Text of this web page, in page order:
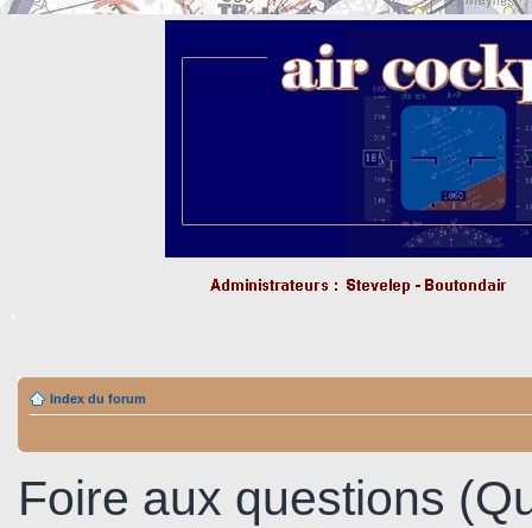
Index du forum
Foire aux questions